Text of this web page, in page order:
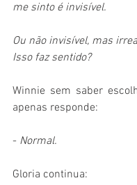
me sinto é invisível.
Ou não invisível, mas
Isso faz sentido?
Winnie sem saber
apenas responde:
- Normal.
Gloria continua: